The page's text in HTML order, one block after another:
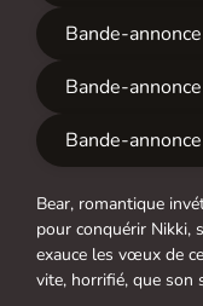
Bande-
Bande-
Bande-
Bear, romantique
pour conquérir Nikki,
exauce les vœux de
vite, horrifié, que son